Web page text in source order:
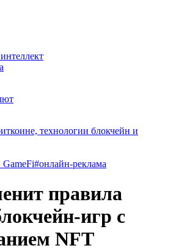
технологии блокчейн и
#онлайн-реклама
правила
игр с
NFT